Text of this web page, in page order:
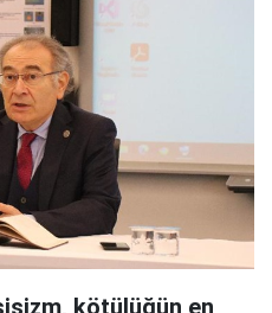
kötülüğün en